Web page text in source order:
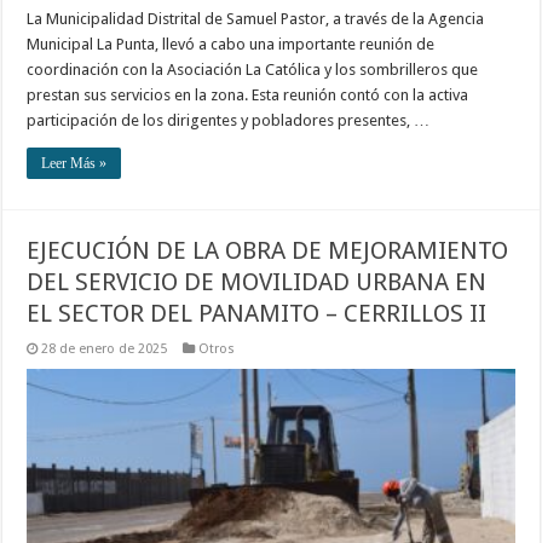
La Municipalidad Distrital de Samuel Pastor, a través de la Agencia
Municipal La Punta, llevó a cabo una importante reunión de
coordinación con la Asociación La Católica y los sombrilleros que
prestan sus servicios en la zona. Esta reunión contó con la activa
participación de los dirigentes y pobladores presentes, …
Leer Más »
EJECUCIÓN DE LA OBRA DE MEJORAMIENTO
DEL SERVICIO DE MOVILIDAD URBANA EN
EL SECTOR DEL PANAMITO – CERRILLOS II
28 de enero de 2025 Otros